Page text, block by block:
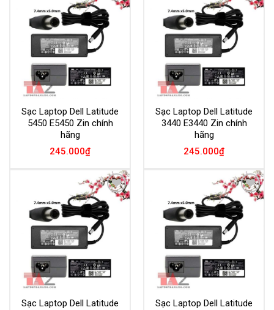
Add to
Wishlist
Sạc Laptop Dell Latitude
5450 E5450 Zin chính
hãng
245.000₫
Add to
Wishlist
Sạc Laptop Dell Latitude
3440 E3440 Zin chính
hãng
245.000₫
Add to
Wishlist
Sạc Laptop Dell Latitude
Add to
Wishlist
Sạc Laptop Dell Latitude